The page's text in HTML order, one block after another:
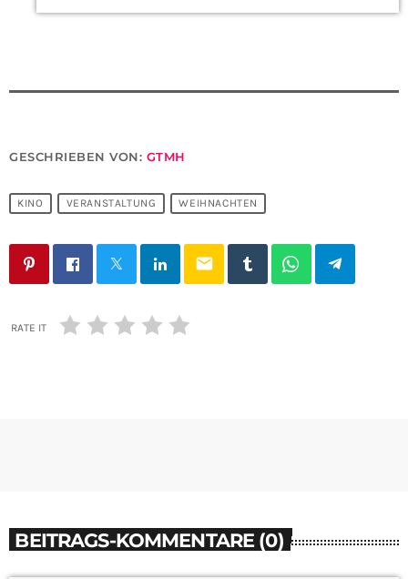
GESCHRIEBEN VON: GTMH
KINO VERANSTALTUNG WEIHNACHTEN
email
RATE IT
BEITRAGS-KOMMENTARE (0)